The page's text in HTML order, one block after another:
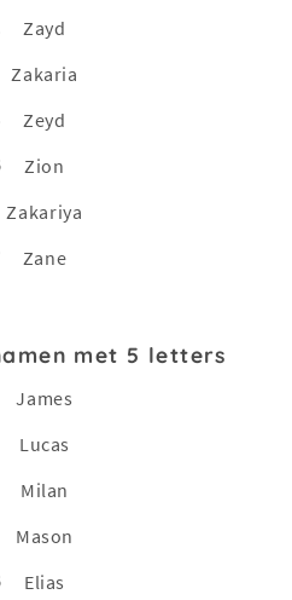
Zayd
Zakaria
Zeyd
Zion
Zakariya
Zane
met 5 letters
James
Lucas
Milan
Mason
Elias